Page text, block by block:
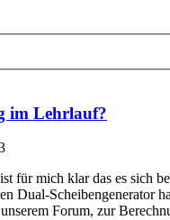
im Lehrlauf?
für mich klar das es sich
Dual-Scheibengenerator
Forum, zur